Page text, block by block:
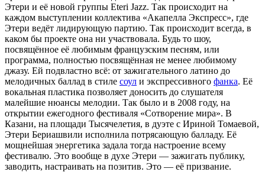
Этери и её новой группы Eteri Jazz. Так происходит на
каждом выступлении коллектива «Акапелла Экспресс», где
Этери ведёт лидирующую партию. Так происходит всегда, в
каком бы проекте она ни участвовала. Будь то шоу,
посвящённое её любимым французским песням, или
программа, полностью посвящённая не менее любимому
джазу. Ей подвластно всё: от зажигательного латино до
мелодичных баллад в стиле соул и экспрессивного фанка. Её
вокальная пластика позволяет доносить до слушателя
малейшие нюансы мелодии. Так было и в 2008 году, на
открытии ежегодного фестиваля «Сотворение мира». В
Казани, на площади Тысячелетия, в дуэте с Ириной Томаевой,
Этери Бериашвили исполнила потрясающую балладу. Её
мощнейшая энергетика задала тогда настроение всему
фестивалю. Это вообще в духе Этери — зажигать публику,
заводить, настраивать на позитив. Это — её призвание.